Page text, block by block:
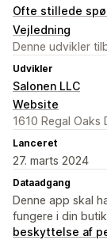
Ofte stillede
Vejledning
Denne udvikler
Udvikler
Salonen LLC
Website
1610 Regal Oaks
Lanceret
27. marts 2024
Dataadgang
Denne app skal
fungere i din
beskyttelse af